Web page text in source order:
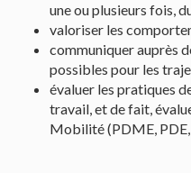
une ou plusieurs fois,
valoriser les
communiquer auprès
possibles pour les
évaluer les pratiques
travail, et de fait,
Mobilité (PDME,